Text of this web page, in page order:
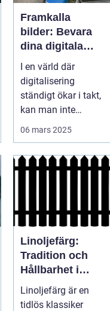
Framkalla
bilder: Bevara
dina digitala
minnen
I en värld där
digitalisering
ständigt ökar i takt,
kan man inte
06 mars 2025
Linoljefärg:
Tradition och
Hållbarhet i
Modern
Tappning
Linoljefärg är en
tidlös klassiker